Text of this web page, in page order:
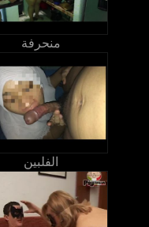
منحرفة
الفلبين